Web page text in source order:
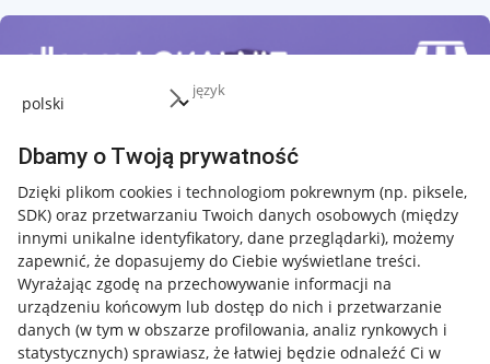
język
Dbamy o Twoją prywatność
Dzięki plikom cookies i technologiom pokrewnym (np. piksele,
SDK) oraz przetwarzaniu Twoich danych osobowych (między
innymi unikalne identyfikatory, dane przeglądarki), możemy
zapewnić, że dopasujemy do Ciebie wyświetlane treści.
Wyrażając zgodę na przechowywanie informacji na
urządzeniu końcowym lub dostęp do nich i przetwarzanie
danych (w tym w obszarze profilowania, analiz rynkowych i
statystycznych) sprawiasz, że łatwiej będzie odnaleźć Ci w